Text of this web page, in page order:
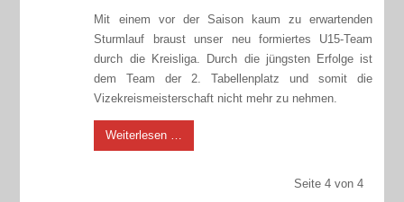
Mit einem vor der Saison kaum zu erwartenden
Sturmlauf braust unser neu formiertes U15-Team
durch die Kreisliga. Durch die jüngsten Erfolge ist
dem Team der 2. Tabellenplatz und somit die
Vizekreismeisterschaft nicht mehr zu nehmen.
Weiterlesen …
Seite 4 von 4